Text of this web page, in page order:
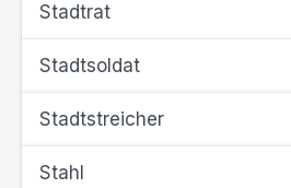
Stadtrat
Stadtsoldat
Stadtstreicher
Stahl